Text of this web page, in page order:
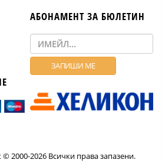
АБОНАМЕНТ ЗА БЮЛЕТИН
2000-2026 Всички права запазени.